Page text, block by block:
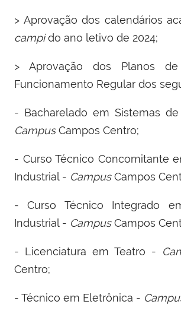
> Aprovação dos calendários
campido ano letivo de 2024;
> Aprovação dos Planos
Funcionamento Regular dos
- Bacharelado em Sistemas
CampusCampos Centro;
- Curso Técnico Concomitante
Industrial - CampusCampos
- Curso Técnico Integrado
Industrial - CampusCampos
- Licenciatura em Teatro -
Centro;
- Técnico em Eletrônica -